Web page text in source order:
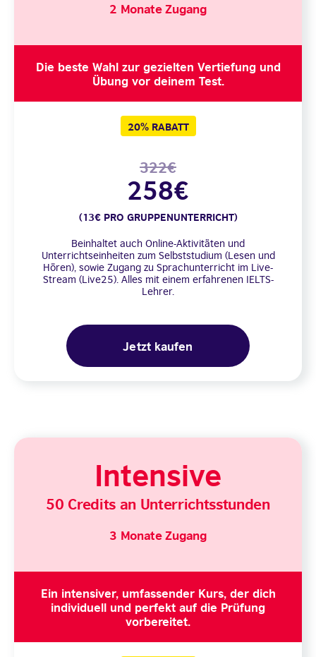
Die beste Wahl zur gezielten Vertiefung und
Übung vor deinem Test.
20% RABATT
2 Monate Zugang
322€
258€
(13€ PRO GRUPPENUNTERRICHT)
Beinhaltet auch Online-Aktivitäten und
Unterrichtseinheiten zum Selbststudium (Lesen und
Hören), sowie Zugang zu Sprachunterricht im Live-
Stream (Live25). Alles mit einem erfahrenen IELTS-
Lehrer.
Jetzt kaufen
Intensive
Ein intensiver, umfassender Kurs, der dich
individuell und perfekt auf die Prüfung
vorbereitet.
50 Credits an Unterrichtsstunden
3 Monate Zugang